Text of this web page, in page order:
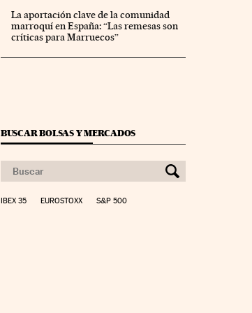
La aportación clave de la comunidad
marroquí en España: “Las remesas son
críticas para Marruecos”
BUSCAR BOLSAS Y MERCADOS
IBEX 35 EUROSTOXX S&P 500